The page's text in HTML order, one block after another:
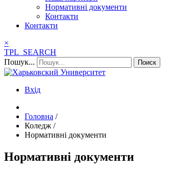
Нормативні документи
Контакти
Контакти
×
TPL_SEARCH
Пошук...
Поиск
Вхід
Головна /
Коледж /
Нормативні документи
Нормативні документи